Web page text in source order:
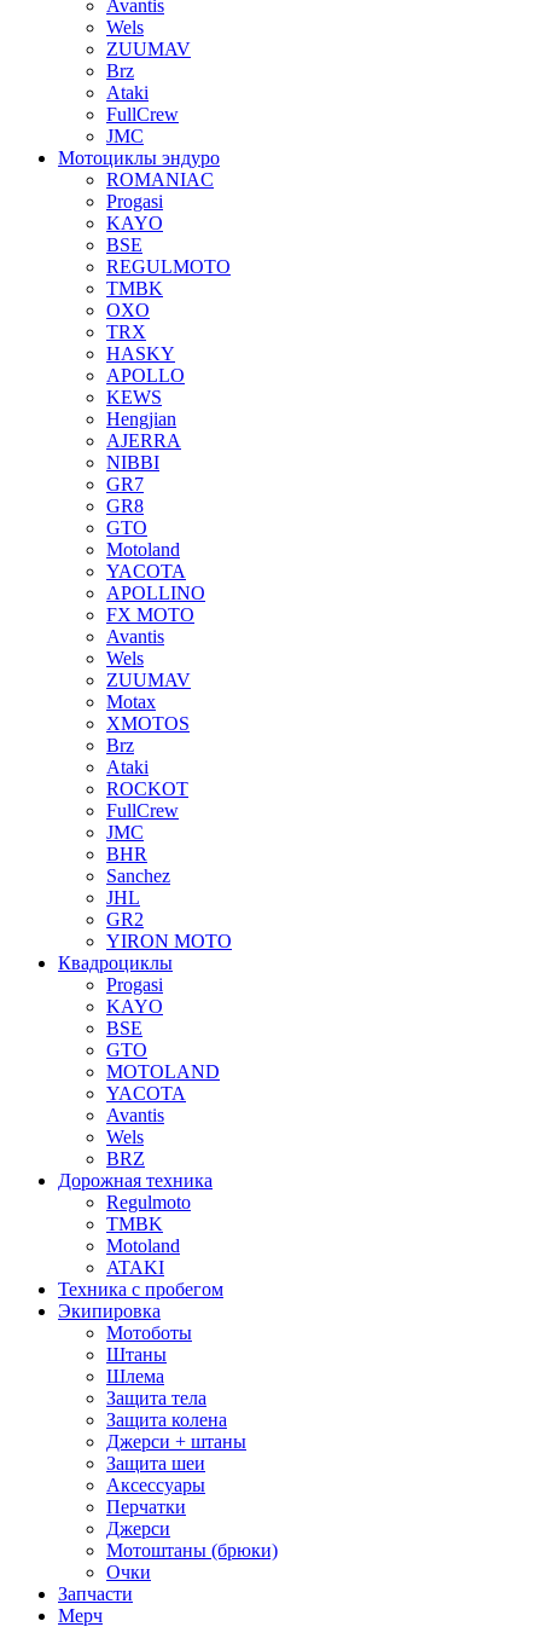
Avantis
Wels
ZUUMAV
Brz
Ataki
FullCrew
JMC
Мотоциклы эндуро
ROMANIAC
Progasi
KAYO
BSE
REGULMOTO
TMBK
OXO
TRX
HASKY
APOLLO
KEWS
Hengjian
AJERRA
NIBBI
GR7
GR8
GTO
Motoland
YACOTA
APOLLINO
FX MOTO
Avantis
Wels
ZUUMAV
Motax
XMOTOS
Brz
Ataki
ROCKOT
FullCrew
JMC
BHR
Sanchez
JHL
GR2
YIRON MOTO
Квадроциклы
Progasi
KAYO
BSE
GTO
MOTOLAND
YACOTA
Avantis
Wels
BRZ
Дорожная техника
Regulmoto
TMBK
Motoland
ATAKI
Техника с пробегом
Экипировка
Мотоботы
Штаны
Шлема
Защита тела
Защита колена
Джерси + штаны
Защита шеи
Аксессуары
Перчатки
Джерси
Мотоштаны (брюки)
Очки
Запчасти
Мерч